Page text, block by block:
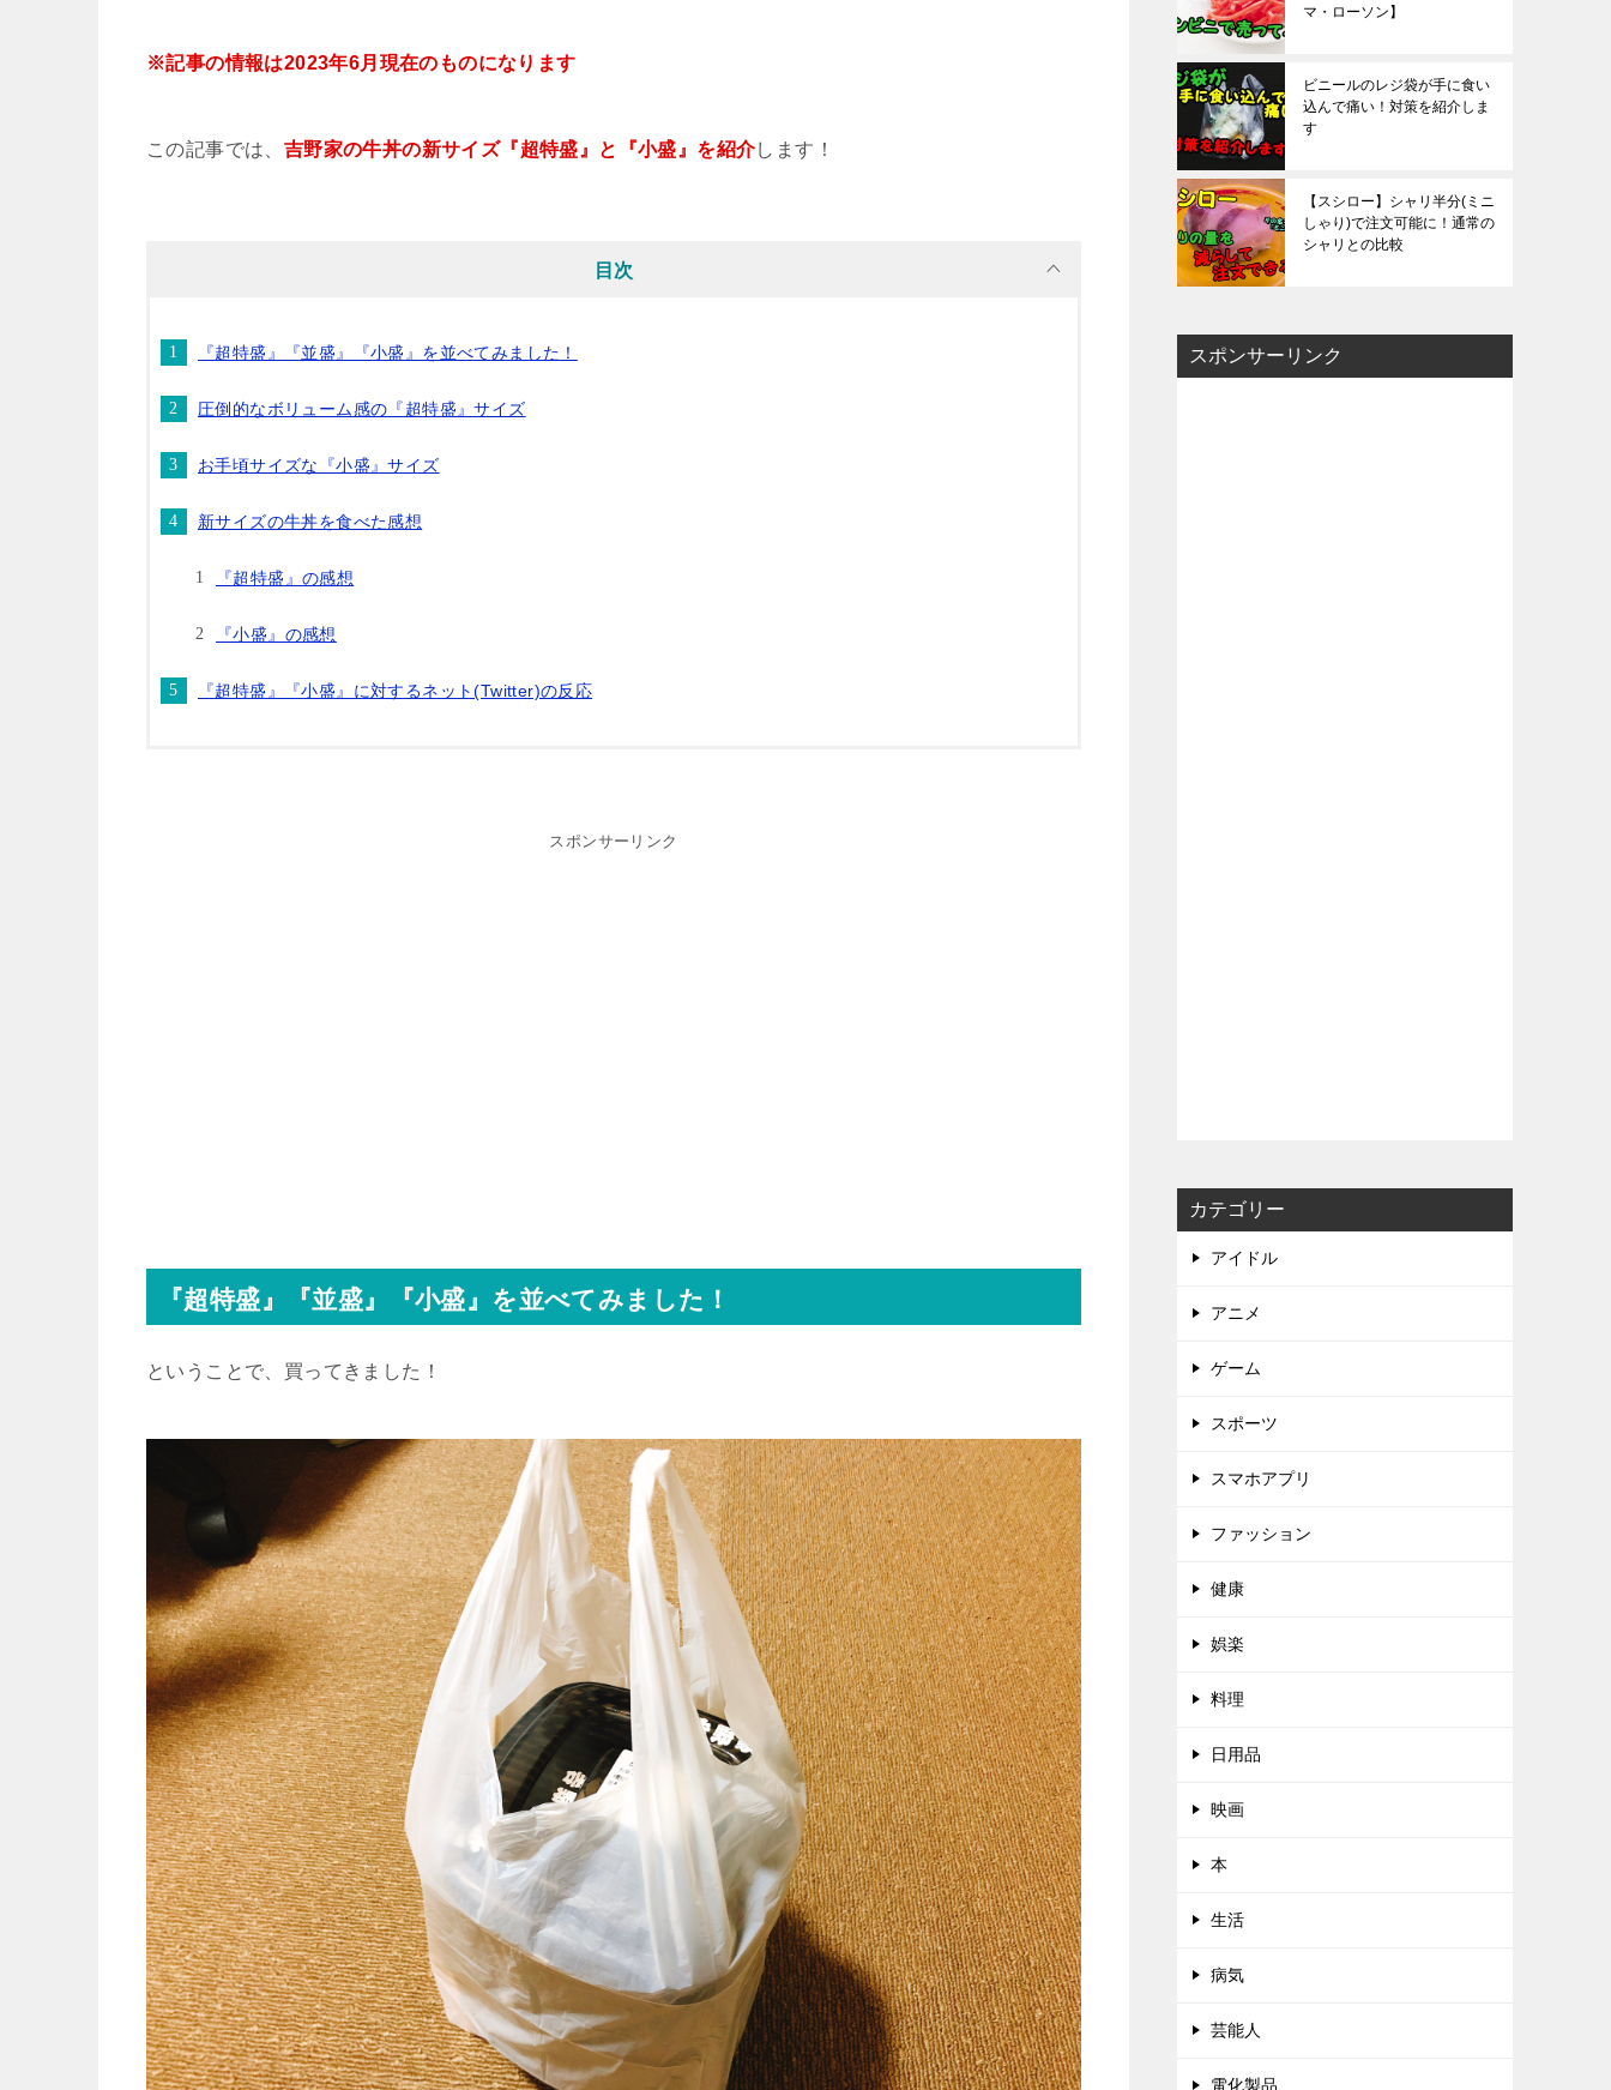
※記事の情報は2023年6月現在のものになります
この記事では、 吉野家の牛丼の新サイズ『超特盛』と『小盛』を紹介します！
目次
『超特盛』『並盛』『小盛』を並べてみました！
圧倒的なボリューム感の『超特盛』サイズ
お手頃サイズな『小盛』サイズ
新サイズの牛丼を食べた感想
『超特盛』の感想
『小盛』の感想
『超特盛』『小盛』に対するネット(Twitter)の反応
スポンサーリンク
『超特盛』『並盛』『小盛』を並べてみました！
ということで、買ってきました！
マ・ローソン】
ビニールのレジ袋が手に食い
込んで痛い！対策を紹介しま
す
【スシロー】シャリ半分(ミニ
しゃり)で注文可能に！通常の
シャリとの比較
スポンサーリンク
カテゴリー
アイドル
アニメ
ゲーム
スポーツ
スマホアプリ
ファッション
健康
娯楽
料理
日用品
映画
本
生活
病気
芸能人
電化製品